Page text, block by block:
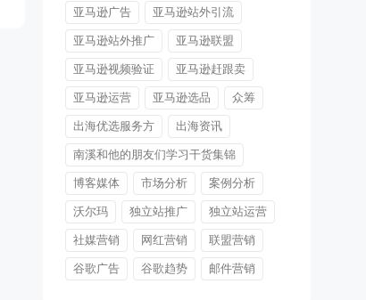
亚马逊广告 亚马逊站外引流
亚马逊站外推广 亚马逊联盟
亚马逊视频验证 亚马逊赶跟卖
亚马逊运营 亚马逊选品 众筹
出海优选服务方 出海资讯
南溪和他的朋友们学习干货集锦
博客媒体 市场分析 案例分析
沃尔玛 独立站推广 独立站运营
社媒营销 网红营销 联盟营销
谷歌广告 谷歌趋势 邮件营销